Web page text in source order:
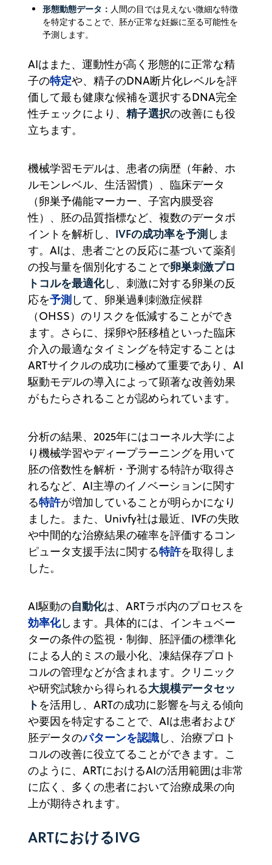
形態動態データ： 人間の目では見えない微細な特徴
を特定することで、胚が正常な妊娠に至る可能性を
予測します。
AIはまた、運動性が高く形態的に正常な精
子の特定や、精子のDNA断片化レベルを評
価して最も健康な候補を選択するDNA完全
性チェックにより、 精子選択の改善にも役
立ちます。
機械学習モデルは、患者の病歴（年齢、ホ
ルモンレベル、生活習慣）、臨床データ
（卵巣予備能マーカー、子宮内膜受容
性）、胚の品質指標など、複数のデータポ
イントを解析し、 IVFの成功率を予測しま
す。AIは、患者ごとの反応に基づいて薬剤
の投与量を個別化することで卵巣刺激プロ
トコルを最適化し、刺激に対する卵巣の反
応を予測して、卵巣過剰刺激症候群
（OHSS）のリスクを低減することができ
ます。 さらに、採卵や胚移植といった臨床
介入の最適なタイミングを特定することは
ARTサイクルの成功に極めて重要であり、AI
駆動モデルの導入によって顕著な改善効果
がもたらされることが認められています。
分析の結果、2025年にはコーネル大学によ
り機械学習やディープラーニングを用いて
胚の倍数性を解析・予測する特許が取得さ
れるなど、AI主導のイノベーションに関す
る特許が増加していることが明らかになり
ました。また、Univfy社は最近、IVFの失敗
や中間的な治療結果の確率を評価するコン
ピュータ支援手法に関する特許を取得しま
した。
AI駆動の自動化は、ARTラボ内のプロセスを
効率化します。具体的には、インキュベー
ターの条件の監視・制御、胚評価の標準化
による人的ミスの最小化、凍結保存プロト
コルの管理などが含まれます。クリニック
や研究試験から得られる大規模データセッ
ト を活用し、ARTの成功に影響を与える傾向
や要因を特定することで、AIは患者および
胚データのパターンを認識し、治療プロト
コルの改善に役立てることができます。 こ
のように、ARTにおけるAIの活用範囲は非常
に広く、多くの患者において治療成果の向
上が期待されます。
ARTにおけるIVG